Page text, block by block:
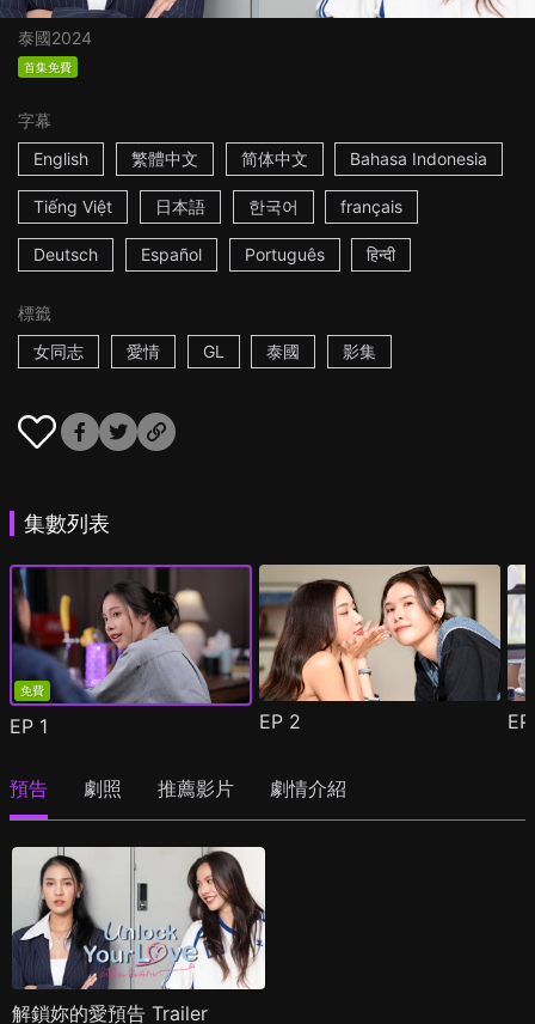
泰國2024
首集免費
字幕
English
繁體中文 简体中文 Bahasa Indonesia
Tiếng Việt 日本語 한국어 français
Deutsch Español Português हिन्दी
標籤
女同志
愛情 GL 泰國 影集
集數列表
免費
EP 1 EP 2
預告 劇照 推薦影片 劇情介紹
解鎖妳的愛預告 Trailer